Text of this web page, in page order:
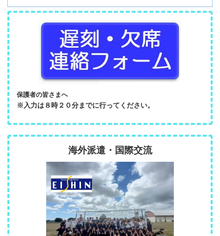
保護者の皆さまへ
※入力は８時２０分までに行ってください。
海外派遣・国際交流